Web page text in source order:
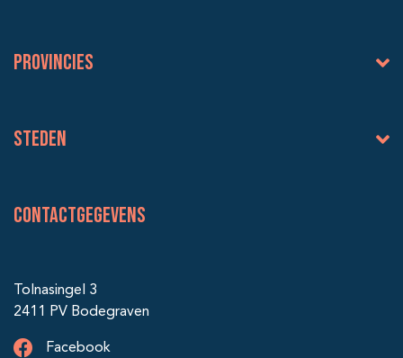
Provincies
Steden
Contactgegevens
Tolnasingel 3
2411 PV Bodegraven
Facebook